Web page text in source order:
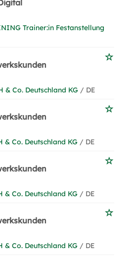
Trainer:in Festanstellung
& Co. Deutschland KG / DE
& Co. Deutschland KG / DE
& Co. Deutschland KG / DE
& Co. Deutschland KG / DE